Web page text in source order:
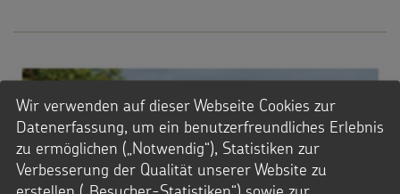
Wir verwenden auf dieser Webseite Cookies zur
Datenerfassung, um ein benutzerfreundliches Erlebnis
zu ermöglichen („Notwendig“), Statistiken zur
Verbesserung der Qualität unserer Website zu